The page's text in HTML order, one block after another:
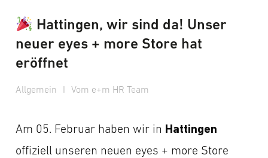
Hattingen, wir sind da! Unser
neuer eyes + more Store hat
eröffnet
Allgemein I Vom e+m HR Team
Am 05. Februar haben wir in Hattingen
offiziell unseren neuen eyes + more Store